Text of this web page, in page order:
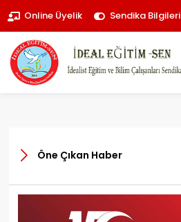
Online Üyelik Sendika Bilgileri
Öne Çıkan Haber